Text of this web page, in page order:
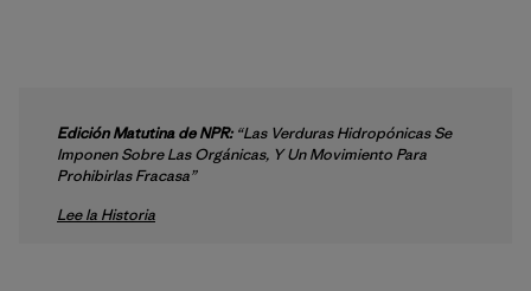
Edición Matutina de NPR:“Las Verduras Hidropónicas Se
Imponen Sobre Las Orgánicas, Y Un Movimiento Para
Prohibirlas Fracasa”
Lee la Historia